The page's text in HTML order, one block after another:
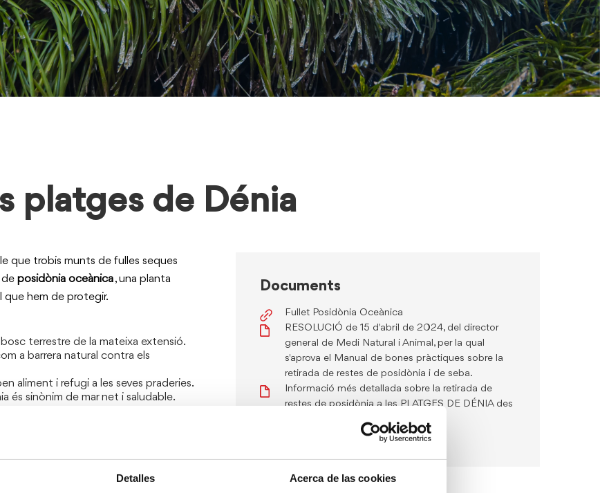
Detalles Acerca de las cookies
platges de Dénia
que trobis munts de fulles seques
de posidònia oceànica, una planta
que hem de protegir.
terrestre de la mateixa extensió.
a barrera natural contra els
aliment i refugi a les seves praderies.
és sinònim de mar net i saludable.
natural: esmorteeixen l’onatge,
platja. Encara que puguin resultar
i ben conservat.
Documents
Fullet Posidònia Oceànica
RESOLUCIÓ de 15 d'abril de 2024, del director
general de Medi Natural i Animal, per la qual
s'aprova el Manual de bones pràctiques sobre la
retirada de restes de posidònia i de seba.
Informació més detallada sobre la retirada de
restes de posidònia a les PLATGES DE DÉNIA des
Panell informatiu Posidònia